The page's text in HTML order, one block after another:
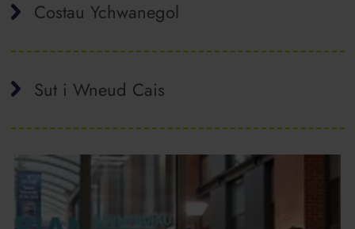
Costau Ychwanegol
Sut i Wneud Cais